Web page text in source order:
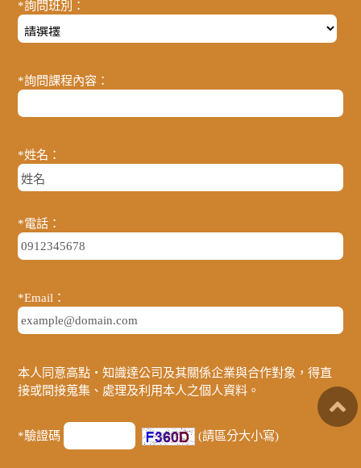
*詢問班別：
*詢問課程內容：
*姓名：
*電話：
*Email：
本人同意高點‧知識達公司及其關係企業與合作對象，得直
接或間接蒐集、處理及利用本人之個人資料。
*驗證碼 (請區分大小寫)